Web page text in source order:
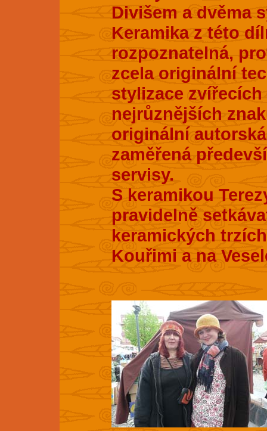
Divišem a dvěma
Keramika z této
rozpoznatelná,
zcela originální
stylizace
nejrůznějších
originální
zaměřená
servisy.
S keramikou
pravidelně
keramických
Kouřimi a na